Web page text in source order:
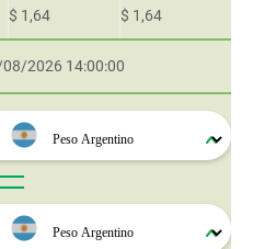
$ 1,64 $ 1,64
2026 14:00:00